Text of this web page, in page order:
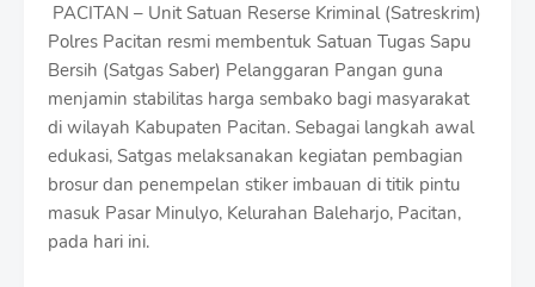
PACITAN – Unit Satuan Reserse Kriminal (Satreskrim)
Polres Pacitan resmi membentuk Satuan Tugas Sapu
Bersih (Satgas Saber) Pelanggaran Pangan guna
menjamin stabilitas harga sembako bagi masyarakat
di wilayah Kabupaten Pacitan. Sebagai langkah awal
edukasi, Satgas melaksanakan kegiatan pembagian
brosur dan penempelan stiker imbauan di titik pintu
masuk Pasar Minulyo, Kelurahan Baleharjo, Pacitan,
pada hari ini.
e
s
i
g
n
W
i
h
S
h